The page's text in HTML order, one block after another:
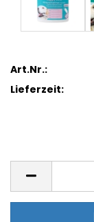
Art.Nr.:
Lieferzeit: